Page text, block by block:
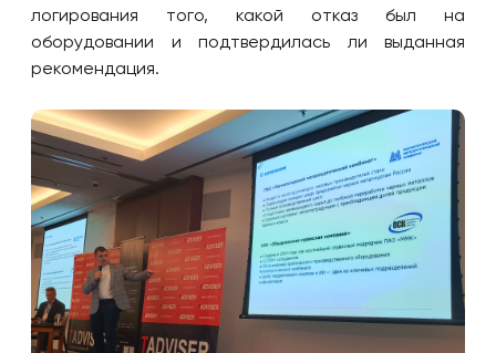
логирования того, какой отказ был на
оборудовании и подтвердилась ли выданная
рекомендация.